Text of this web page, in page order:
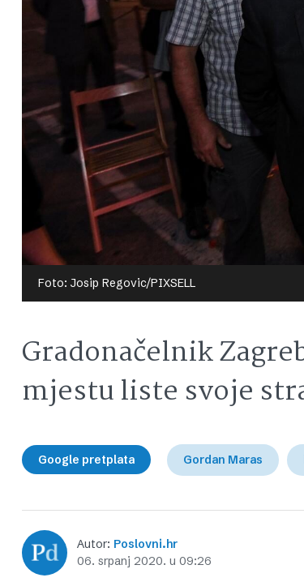
Foto: Josip Regovic/PIXSELL
Gradonačelnik
mjestu liste svoje
Google pretplata Gordan Maras
Autor: Poslovni.hr
06. srpanj 2020. u 09:26